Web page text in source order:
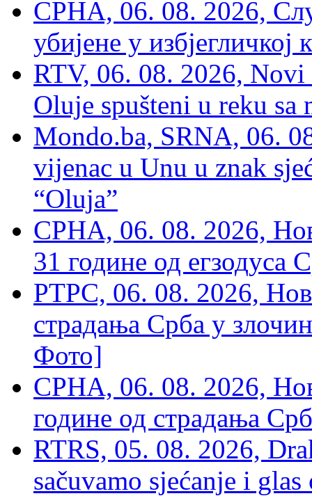
СРНА, 06. 08. 2026,
убијене у избјегличкој
RTV, 06. 08. 2026, Novi
Oluje spušteni u reku sa
Mondo.ba, SRNA, 06.
vijenac u Unu u znak
“Oluja”
СРНА, 06. 08. 2026,
31 године од егзодуса
РТРС, 06. 08. 2026,
страдања Срба у
Фото]
СРНА, 06. 08. 2026,
године од страдања
RTRS, 05. 08. 2026,
sačuvamo sjećanje i